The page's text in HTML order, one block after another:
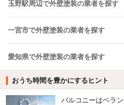
玉野駅周辺で外壁塗装の業者を探す
一宮市で外壁塗装の業者を探す
愛知県で外壁塗装の業者を探す
おうち時間を豊かにするヒント
バルコニーはベラ